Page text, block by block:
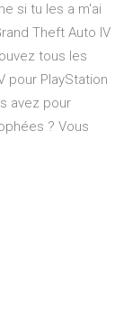
si tu les a m'ai
Theft Auto IV
tous les
pour PlayStation
avez pour
? Vous